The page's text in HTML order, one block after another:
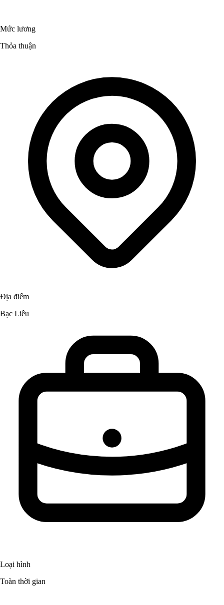
Mức lương
Thỏa thuận
Địa điểm
Bạc Liêu
Loại hình
Toàn thời gian